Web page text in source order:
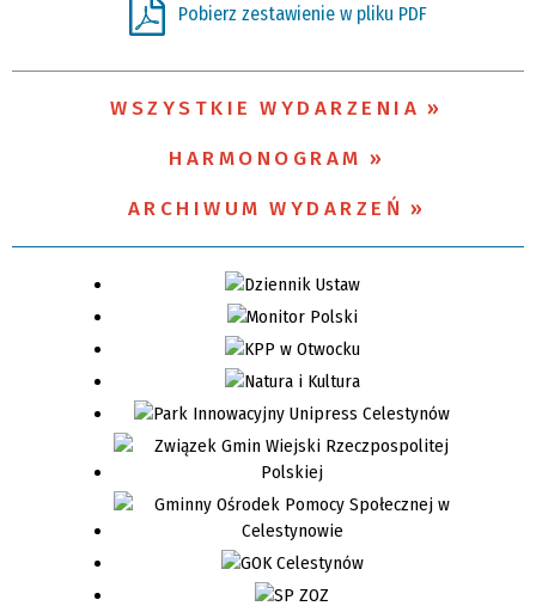
Pobierz zestawienie w pliku PDF
WSZYSTKIE WYDARZENIA
HARMONOGRAM
ARCHIWUM WYDARZEŃ